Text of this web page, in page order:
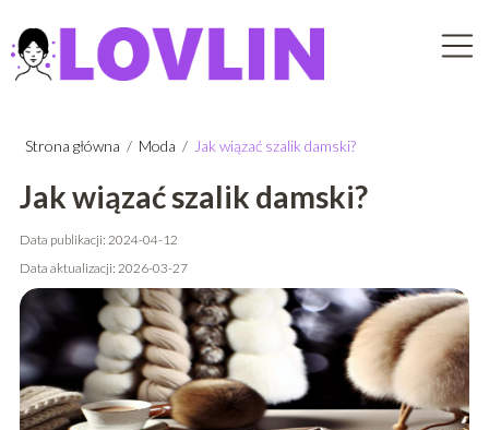
Strona główna / Moda / Jak wiązać szalik damski?
Jak wiązać szalik damski?
Data publikacji: 2024-04-12
Data aktualizacji: 2026-03-27